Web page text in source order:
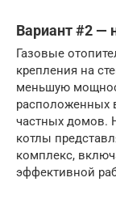
Вариант #2 —
Газовые
крепления на
меньшую
расположенных
частных домов.
котлы
комплекс,
эффективной